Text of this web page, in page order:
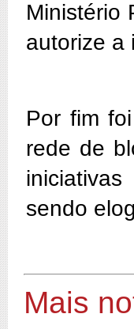
Ministério
autorize a
Por fim
rede de
sendo
Mais